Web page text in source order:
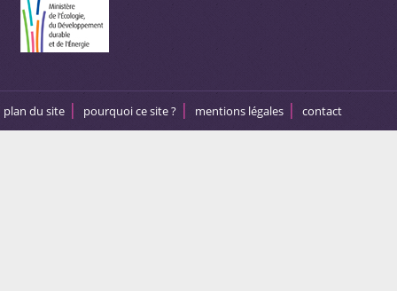
plan du site pourquoi ce site ? mentions légales contact